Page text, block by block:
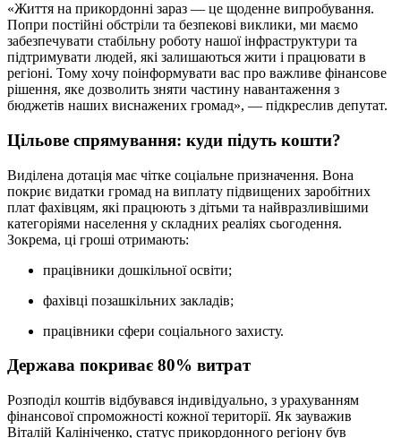
«Життя на прикордонні зараз — це щоденне випробування.
Попри постійні обстріли та безпекові виклики, ми маємо
забезпечувати стабільну роботу нашої інфраструктури та
підтримувати людей, які залишаються жити і працювати в
регіоні. Тому хочу поінформувати вас про важливе фінансове
рішення, яке дозволить зняти частину навантаження з
бюджетів наших виснажених громад», — підкреслив депутат.
Цільове спрямування: куди підуть кошти?
Виділена дотація має чітке соціальне призначення. Вона
покриє видатки громад на виплату підвищених заробітних
плат фахівцям, які працюють з дітьми та найвразливішими
категоріями населення у складних реаліях сьогодення.
Зокрема, ці гроші отримають:
працівники дошкільної освіти;
фахівці позашкільних закладів;
працівники сфери соціального захисту.
Держава покриває 80% витрат
Розподіл коштів відбувався індивідуально, з урахуванням
фінансової спроможності кожної території. Як зауважив
Віталій Калініченко, статус прикордонного регіону був